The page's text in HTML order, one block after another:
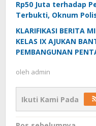
Rp50 Juta terhadap
Terbukti, Oknum
KLARIFIKASI BERITA
KELAS IX AJUKAN
PEMBANGUNAN
oleh admin
Ikuti Kami Pada